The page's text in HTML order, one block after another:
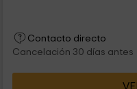
Contacto directo
Cancelación 30 días antes